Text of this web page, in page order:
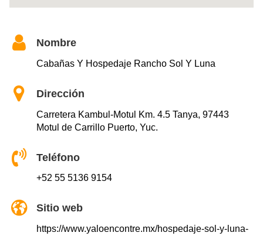
Nombre
Cabañas Y Hospedaje Rancho Sol Y Luna
Dirección
Carretera Kambul-Motul Km. 4.5 Tanya, 97443
Motul de Carrillo Puerto, Yuc.
Teléfono
+52 55 5136 9154
Sitio web
https://www.yaloencontre.mx/hospedaje-sol-y-luna-